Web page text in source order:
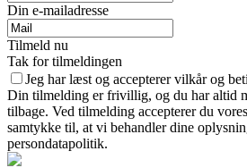
Din e-mailadresse
Tilmeld nu
Tak for tilmeldingen
Jeg har læst og accepterer vilkår og
Din tilmelding er frivillig, og du har altid
tilbage. Ved tilmelding accepterer du
samtykke til, at vi behandler dine
persondatapolitik.